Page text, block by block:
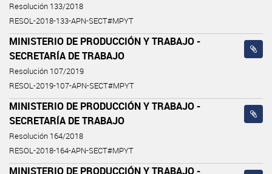
Resolución 133/2018
RESOL-2018-133-APN-SECT#MPYT
MINISTERIO DE PRODUCCIÓN Y TRABAJO -
SECRETARÍA DE TRABAJO
Resolución 107/2019
RESOL-2019-107-APN-SECT#MPYT
MINISTERIO DE PRODUCCIÓN Y TRABAJO -
SECRETARÍA DE TRABAJO
Resolución 164/2018
RESOL-2018-164-APN-SECT#MPYT
MINISTERIO DE PRODUCCIÓN Y TRABAJO -